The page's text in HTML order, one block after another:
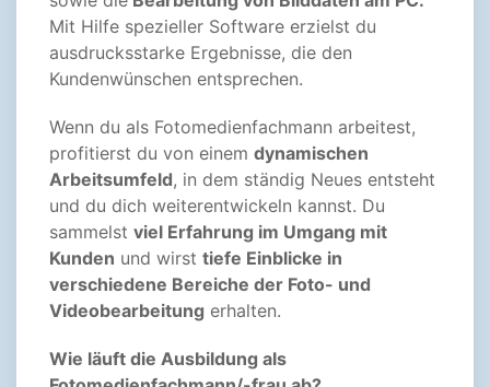
Mit Hilfe spezieller Software erzielst du
ausdrucksstarke Ergebnisse, die den
Kundenwünschen entsprechen.
Wenn du als Fotomedienfachmann arbeitest,
profitierst du von einem dynamischen
Arbeitsumfeld, in dem ständig Neues entsteht
und du dich weiterentwickeln kannst. Du
sammelst viel Erfahrung im Umgang mit
Kunden und wirst tiefe Einblicke in
verschiedene Bereiche der Foto- und
Videobearbeitung erhalten.
Wie läuft die Ausbildung als